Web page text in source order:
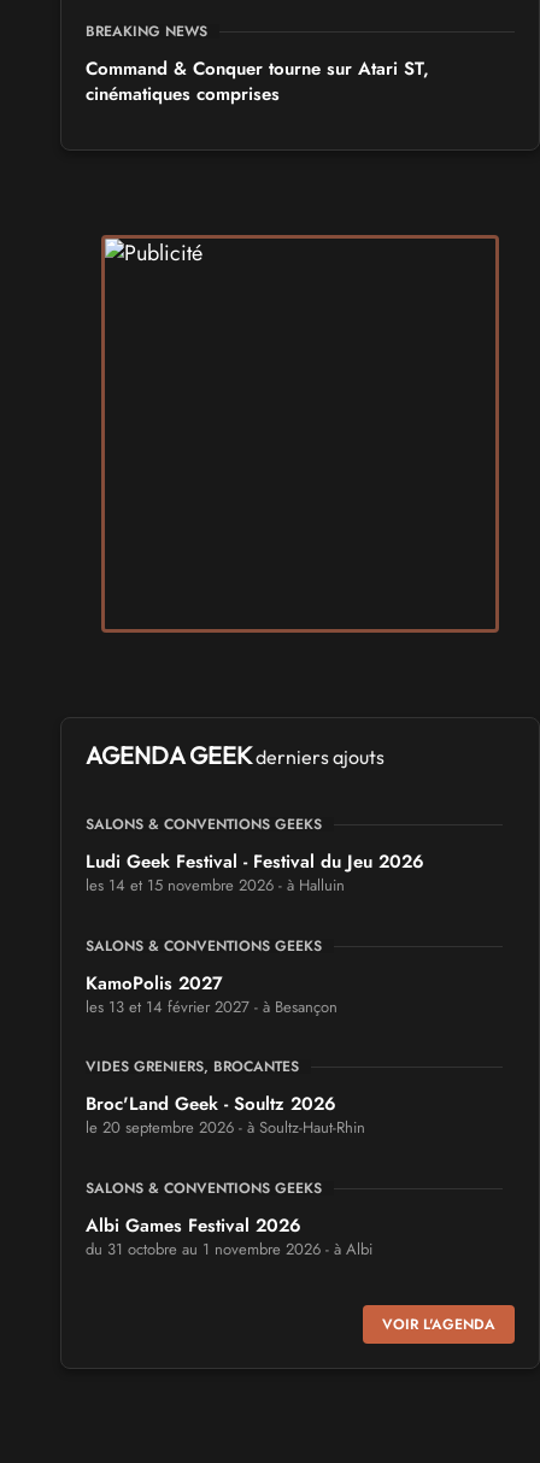
BREAKING NEWS
Command & Conquer tourne sur Atari ST,
cinématiques comprises
AGENDA GEEKderniers ajouts
SALONS & CONVENTIONS GEEKS
Ludi Geek Festival - Festival du Jeu 2026
les 14 et 15 novembre 2026 - à Halluin
SALONS & CONVENTIONS GEEKS
KamoPolis 2027
les 13 et 14 février 2027 - à Besançon
VIDES GRENIERS, BROCANTES
Broc'Land Geek - Soultz 2026
le 20 septembre 2026 - à Soultz-Haut-Rhin
SALONS & CONVENTIONS GEEKS
Albi Games Festival 2026
du 31 octobre au 1 novembre 2026 - à Albi
Virtual Calais - salon du jeu vidéo et des loisirs
numériques 2026
VOIR L'AGENDA